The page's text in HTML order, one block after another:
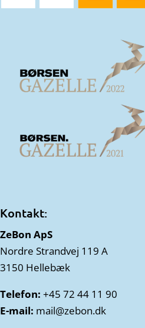
Kontakt:
ZeBon ApS
Nordre Strandvej 119 A
3150 Hellebæk
Telefon: +45 72 44 11 90
E-mail: mail@zebon.dk